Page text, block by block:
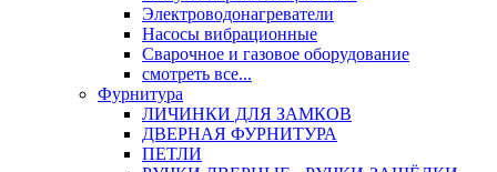
Электроводонагреватели
Насосы вибрационные
Сварочное и газовое оборудование
смотреть все...
Фурнитура
ЛИЧИНКИ ДЛЯ ЗАМКОВ
ДВЕРНАЯ ФУРНИТУРА
ПЕТЛИ